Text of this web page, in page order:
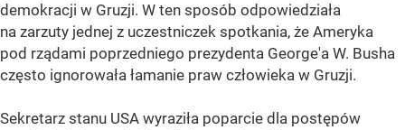
demokracji w Gruzji. W ten sposób odpowiedziała
na zarzuty jednej z uczestniczek spotkania, że Ameryka
pod rządami poprzedniego prezydenta George'a W. Busha
często ignorowała łamanie praw człowieka w Gruzji.
Sekretarz stanu USA wyraziła poparcie dla postępów